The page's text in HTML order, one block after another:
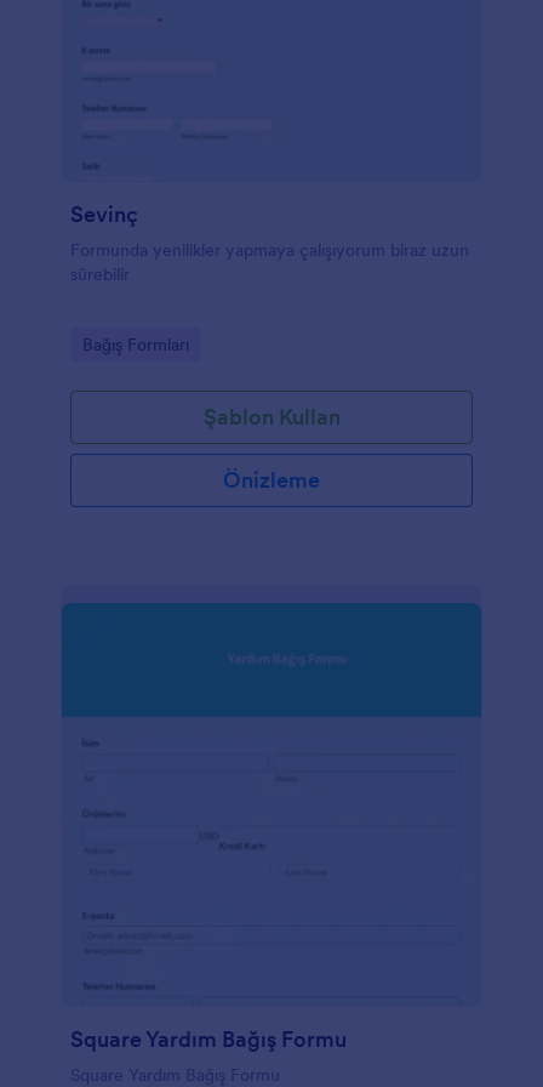
Sevinç
Formunda yenilikler yapmaya çalışıyorum biraz uzun
sürebilir
Go to Category:
Bağış Formları
Şablon Kullan
Önizleme
Square Yardım Bağış Formu
Square Yardım Bağış Formu